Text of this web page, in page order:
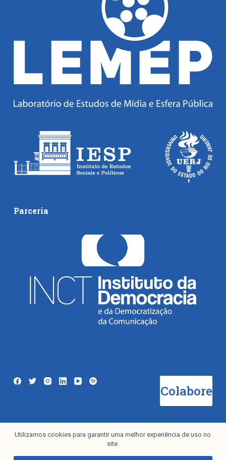
Parceria
Colabore
Utilizamos cookies para garantir uma melhor experiência de uso no
site.